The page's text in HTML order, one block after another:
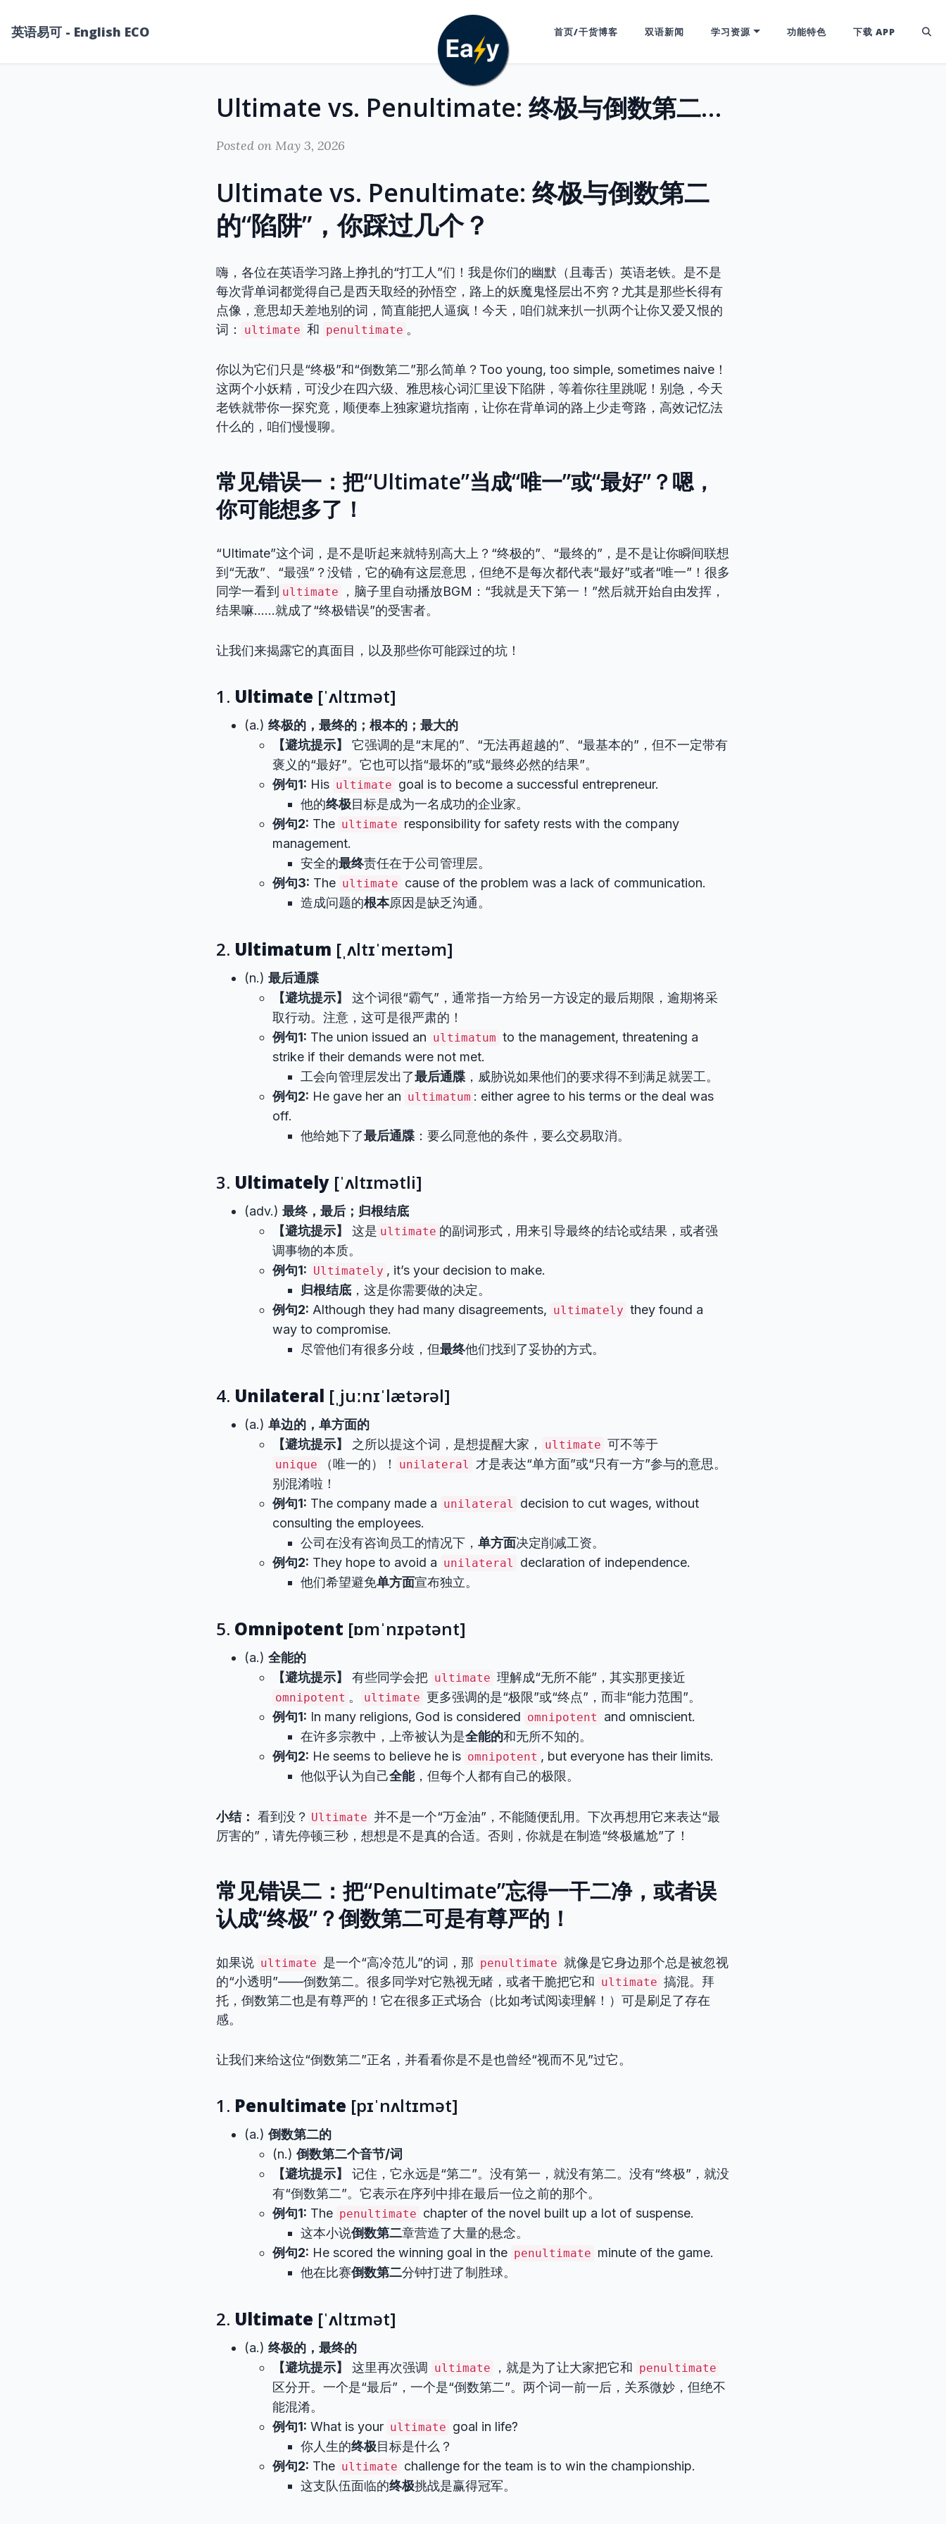
英语易可 - English ECO 首页/干货博客 双语新闻 学习资源 功能特色 下载 APP
Ultimate vs. Penultimate: 终极与倒数第二的“陷阱”，你踩过几个？
Posted on May 3, 2026
Ultimate vs. Penultimate: 终极与倒数第二
的“陷阱”，你踩过几个？
嗨，各位在英语学习路上挣扎的“打工人”们！我是你们的幽默（且毒舌）英语老铁。是不是
每次背单词都觉得自己是西天取经的孙悟空，路上的妖魔鬼怪层出不穷？尤其是那些长得有
点像，意思却天差地别的词，简直能把人逼疯！今天，咱们就来扒一扒两个让你又爱又恨的
词：
ultimate 和 penultimate 。
你以为它们只是“终极”和“倒数第二”那么简单？Too young, too simple, sometimes naive！
这两个小妖精，可没少在四六级、雅思核心词汇里设下陷阱，等着你往里跳呢！别急，今天
老铁就带你一探究竟，顺便奉上独家避坑指南，让你在背单词的路上少走弯路，高效记忆法
什么的，咱们慢慢聊。
常见错误一：把“Ultimate”当成“唯一”或“最好”？嗯，
你可能想多了！
“Ultimate”这个词，是不是听起来就特别高大上？“终极的”、“最终的”，是不是让你瞬间联想
到“无敌”、“最强”？没错，它的确有这层意思，但绝不是每次都代表“最好”或者“唯一”！很多
同学一看到 ultimate
，脑子里自动播放BGM：“我就是天下第一！”然后就开始自由发挥，
结果嘛……就成了“终极错误”的受害者。
让我们来揭露它的真面目，以及那些你可能踩过的坑！
1. Ultimate [ˈʌltɪmət]
(a.) 终极的，最终的；根本的；最大的
【避坑提示】
它强调的是“末尾的”、“无法再超越的”、“最基本的”，但不一定带有
褒义的“最好”。它也可以指“最坏的”或“最终必然的结果”。
例句1: His ultimate goal is to become a successful entrepreneur.
他的终极目标是成为一名成功的企业家。
例句2: The ultimate responsibility for safety rests with the company
management.
安全的最终责任在于公司管理层。
例句3: The ultimate cause of the problem was a lack of communication.
造成问题的根本原因是缺乏沟通。
2. Ultimatum [ˌʌltɪˈmeɪtəm]
(n.) 最后通牒
【避坑提示】
这个词很“霸气”，通常指一方给另一方设定的最后期限，逾期将采
取行动。注意，这可是很严肃的！
例句1: The union issued an ultimatum to the management, threatening a
strike if their demands were not met.
工会向管理层发出了最后通牒 ，威胁说如果他们的要求得不到满足就罢工。
例句2: He gave her an ultimatum : either agree to his terms or the deal was
off.
他给她下了最后通牒 ：要么同意他的条件，要么交易取消。
3. Ultimately [ˈʌltɪmətli]
(adv.) 最终，最后；归根结底
【避坑提示】
这是 ultimate 的副词形式，用来引导最终的结论或结果，或者强
调事物的本质。
例句1: Ultimately , it’s your decision to make.
归根结底 ，这是你需要做的决定。
例句2: Although they had many disagreements, ultimately they found a
way to compromise.
尽管他们有很多分歧，但最终他们找到了妥协的方式。
4. Unilateral [ˌjuːnɪˈlætərəl]
(a.) 单边的，单方面的
【避坑提示】
之所以提这个词，是想提醒大家， ultimate 可不等于
unique （唯一的）！ unilateral
才是表达“单方面”或“只有一方”参与的意思。
别混淆啦！
例句1: The company made a unilateral
decision to cut wages, without
consulting the employees.
公司在没有咨询员工的情况下， 单方面决定削减工资。
例句2: They hope to avoid a unilateral
declaration of independence.
他们希望避免单方面宣布独立。
5. Omnipotent [ɒmˈnɪpətənt]
(a.) 全能的
【避坑提示】
有些同学会把 ultimate 理解成“无所不能”，其实那更接近
omnipotent 。 ultimate 更多强调的是“极限”或“终点”，而非“能力范围”。
例句1: In many religions, God is considered omnipotent
and omniscient.
在许多宗教中，上帝被认为是全能的和无所不知的。
例句2: He seems to believe he is omnipotent , but everyone has their limits.
他似乎认为自己全能，但每个人都有自己的极限。
小结： 看到没？ Ultimate 并不是一个“万金油”，不能随便乱用。下次再想用它来表达“最
厉害的”，请先停顿三秒，想想是不是真的合适。否则，你就是在制造“终极尴尬”了！
常见错误二：把“Penultimate”忘得一干二净，或者误
认成“终极”？倒数第二可是有尊严的！
如果说 ultimate 是一个“高冷范儿”的词，那 penultimate 就像是它身边那个总是被忽视
的“小透明”——倒数第二。很多同学对它熟视无睹，或者干脆把它和 ultimate 搞混。拜
托，倒数第二也是有尊严的！它在很多正式场合（比如考试阅读理解！）可是刷足了存在
感。
让我们来给这位“倒数第二”正名，并看看你是不是也曾经“视而不见”过它。
1. Penultimate [pɪˈnʌltɪmət]
(a.) 倒数第二的
(n.) 倒数第二个音节/词
【避坑提示】
记住，它永远是“第二”。没有第一，就没有第二。没有“终极”，就没
有“倒数第二”。它表示在序列中排在最后一位之前的那个。
例句1: The penultimate chapter of the novel built up a lot of suspense.
这本小说倒数第二章营造了大量的悬念。
例句2: He scored the winning goal in the penultimate minute of the game.
他在比赛倒数第二分钟打进了制胜球。
2. Ultimate [ˈʌltɪmət]
(a.) 终极的，最终的
【避坑提示】
这里再次强调 ultimate ，就是为了让大家把它和 penultimate
区分开。一个是“最后”，一个是“倒数第二”。两个词一前一后，关系微妙，但绝不
能混淆。
例句1: What is your ultimate goal in life?
你人生的终极目标是什么？
例句2: The ultimate challenge for the team is to win the championship.
这支队伍面临的终极挑战是赢得冠军。